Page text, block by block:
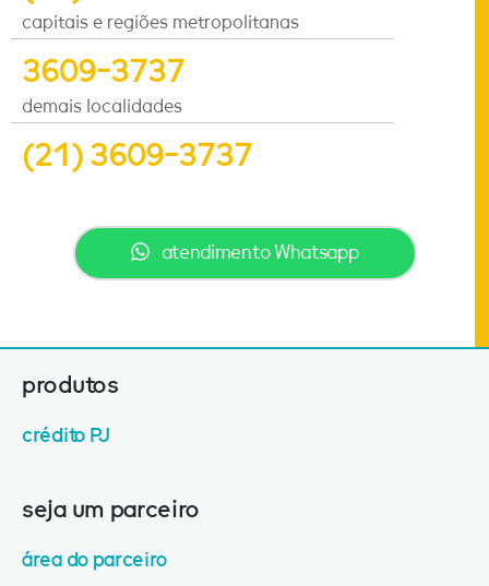
capitais e regiões metropolitanas
3609-3737
demais localidades
(21) 3609-3737
atendimento Whatsapp
produtos
crédito PJ
seja um parceiro
área do parceiro